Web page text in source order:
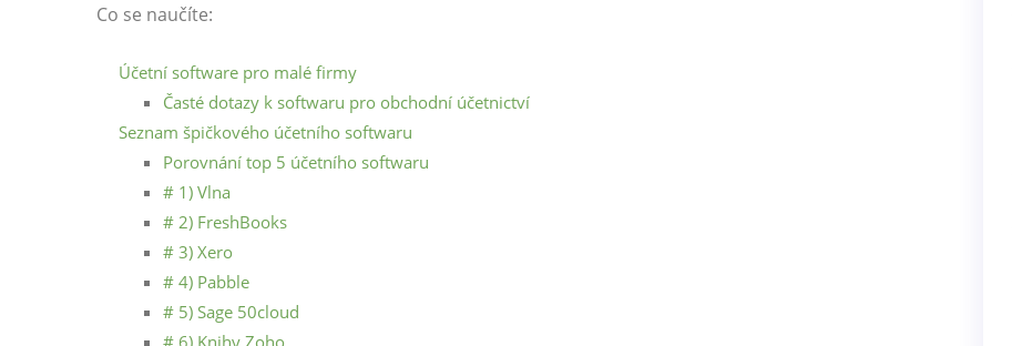
Co se naučíte:
Účetní software pro malé firmy
Časté dotazy k softwaru pro obchodní účetnictví
Seznam špičkového účetního softwaru
Porovnání top 5 účetního softwaru
# 1) Vlna
# 2) FreshBooks
# 3) Xero
# 4) Pabble
# 5) Sage 50cloud
# 6) Knihy Zoho